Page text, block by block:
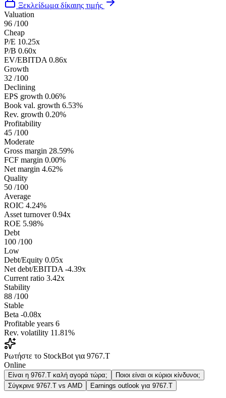
Ξεκλείδωμα δίκαιης τιμής
Valuation
96 /100
Cheap
P/E 10.25x
P/B 0.60x
EV/EBITDA 0.86x
Growth
32 /100
Declining
EPS growth 0.06%
Book val. growth 6.53%
Rev. growth 0.20%
Profitability
45 /100
Moderate
Gross margin 28.59%
FCF margin 0.00%
Net margin 4.62%
Quality
50 /100
Average
ROIC 4.24%
Asset turnover 0.94x
ROE 5.98%
Debt
100 /100
Low
Debt/Equity 0.05x
Net debt/EBITDA -4.39x
Current ratio 3.42x
Stability
88 /100
Stable
Beta -0.08x
Profitable years 6
Rev. volatility 11.81%
Ρωτήστε το StockBot για 9767.T
Online
Είναι η 9767.T καλή αγορά τώρα;
Ποιοι είναι οι κύριοι κίνδυνοι;
Σύγκρινε 9767.T vs AMD
Earnings outlook για 9767.T